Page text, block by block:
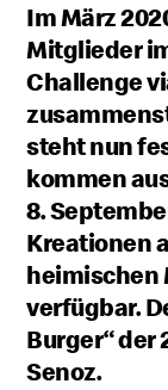
Im März
Mitglieder
Challenge
steht nun
kommen
8.
Kreationen
heimischen
verfügbar.
Burger“ der
Senoz.